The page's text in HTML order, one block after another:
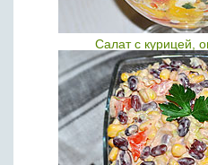
Салат с курицей,